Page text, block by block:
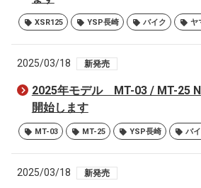
XSR125 YSP長崎 バイク ヤ
2025/03/18 新発売
2025年モデル MT-03 / MT-25
開始します
MT-03 MT-25 YSP長崎 バ
2025/03/18 新発売